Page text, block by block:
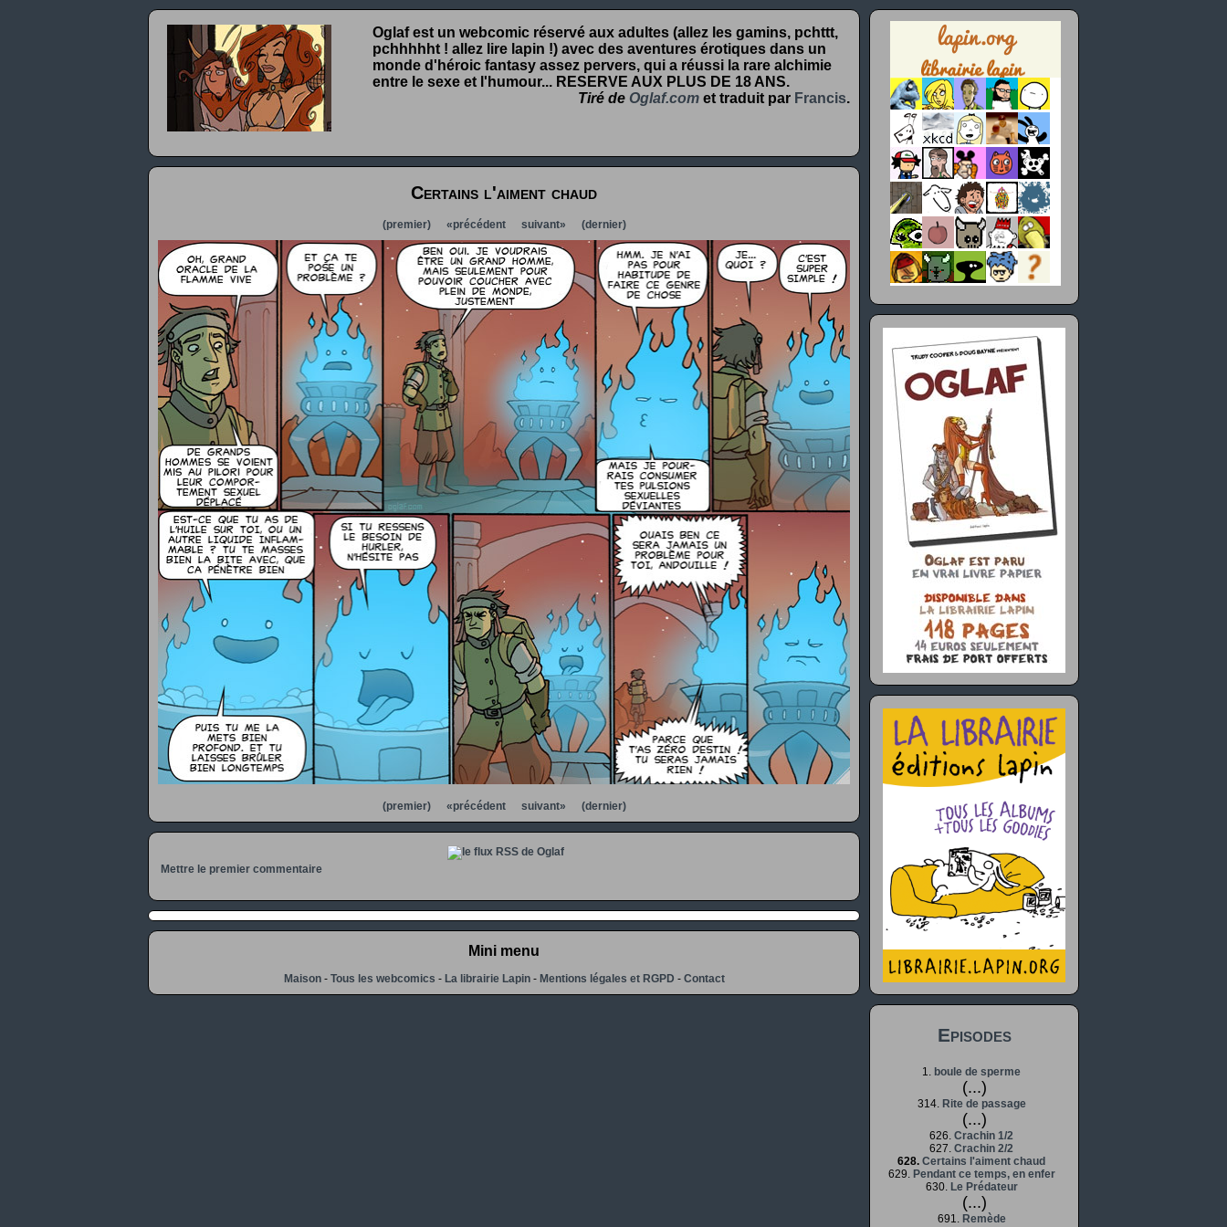
Oglaf est un webcomic réservé aux adultes (allez les gamins, pchttt,
pchhhhht ! allez lire lapin !) avec des aventures érotiques dans un
monde d'héroic fantasy assez pervers, qui a réussi la rare alchimie
entre le sexe et l'humour... RESERVE AUX PLUS DE 18 ANS.
Tiré de Oglaf.com et traduit par Francis.
Certains l'aiment chaud
(premier) «précédent suivant» (dernier)
(premier) «précédent suivant» (dernier)
Mettre le premier commentaire
Mini menu
Maison- Tous les webcomics - La librairie Lapin- Mentions légales et RGPD - Contact
Episodes
1. boule de sperme
(...)
314. Rite de passage
(...)
626. Crachin 1/2
627. Crachin 2/2
628. Certains l'aiment chaud
629. Pendant ce temps, en enfer
630. Le Prédateur
(...)
691. Remède